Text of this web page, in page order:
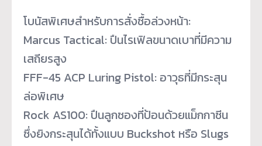
โบนัสพิเศษสำหรับการสั่งซื้อล่วงหน้า:
Marcus Tactical: ปืนไรเฟิลขนาดเบาที่มีความ
เสถียรสูง
FFF-45 ACP Luring Pistol: อาวุธที่มีกระสุน
ล่อพิเศษ
Rock AS100: ปืนลูกซองที่ป้อนด้วยแม็กกาซีน
ซึ่งยิงกระสุนได้ทั้งแบบ Buckshot หรือ Slugs